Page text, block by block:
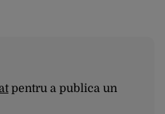
pentru a publica un